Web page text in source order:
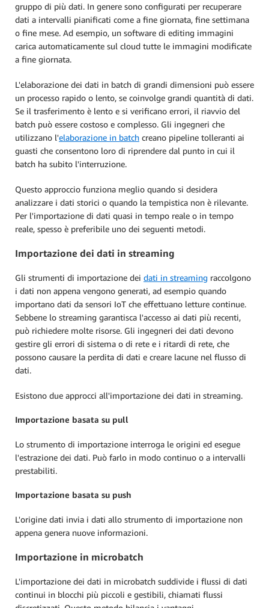
gruppo di più dati. In genere sono configurati per recuperare
dati a intervalli pianificati come a fine giornata, fine settimana
o fine mese. Ad esempio, un software di editing immagini
carica automaticamente sul cloud tutte le immagini modificate
a fine giornata.
L'elaborazione dei dati in batch di grandi dimensioni può essere
un processo rapido o lento, se coinvolge grandi quantità di dati.
Se il trasferimento è lento e si verificano errori, il riavvio del
batch può essere costoso e complesso. Gli ingegneri che
utilizzano l'elaborazione in batch creano pipeline tolleranti ai
guasti che consentono loro di riprendere dal punto in cui il
batch ha subito l'interruzione.
Questo approccio funziona meglio quando si desidera
analizzare i dati storici o quando la tempistica non è rilevante.
Per l'importazione di dati quasi in tempo reale o in tempo
reale, spesso è preferibile uno dei seguenti metodi.
Importazione dei dati in streaming
Gli strumenti di importazione dei dati in streaming raccolgono
i dati non appena vengono generati, ad esempio quando
importano dati da sensori IoT che effettuano letture continue.
Sebbene lo streaming garantisca l'accesso ai dati più recenti,
può richiedere molte risorse. Gli ingegneri dei dati devono
gestire gli errori di sistema o di rete e i ritardi di rete, che
possono causare la perdita di dati e creare lacune nel flusso di
dati.
Esistono due approcci all'importazione dei dati in streaming.
Importazione basata su pull
Lo strumento di importazione interroga le origini ed esegue
l'estrazione dei dati. Può farlo in modo continuo o a intervalli
prestabiliti.
Importazione basata su push
L'origine dati invia i dati allo strumento di importazione non
appena genera nuove informazioni.
Importazione in microbatch
L'importazione dei dati in microbatch suddivide i flussi di dati
continui in blocchi più piccoli e gestibili, chiamati flussi